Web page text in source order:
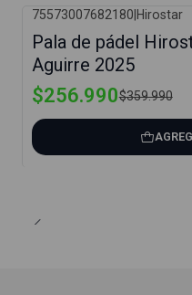
75573007682180 Hirostar
Pala de pádel
Aguirre 2025
$256.990$359.990